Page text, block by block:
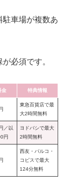
駐車場が複数あ
必須です。
金 特典情報
東急百貨店で最
大2時間無料
／以
円
ヨドバシで最大
2時間無料
西友・パルコ・
コピスで最大
124分無料